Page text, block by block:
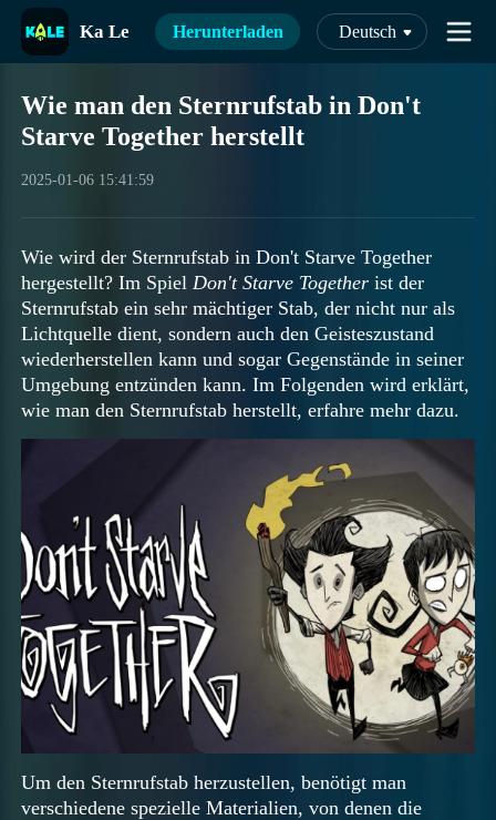
Ka Le Herunterladen Deutsch
Wie man den Sternrufstab in Don't
Starve Together herstellt
2025-01-06 15:41:59
Wie wird der Sternrufstab in Don't Starve Together
hergestellt? Im Spiel Don't Starve Together ist der
Sternrufstab ein sehr mächtiger Stab, der nicht nur als
Lichtquelle dient, sondern auch den Geisteszustand
wiederherstellen kann und sogar Gegenstände in seiner
Umgebung entzünden kann. Im Folgenden wird erklärt,
wie man den Sternrufstab herstellt, erfahre mehr dazu.
Um den Sternrufstab herzustellen, benötigt man
verschiedene spezielle Materialien, von denen die